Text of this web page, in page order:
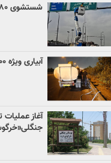
شستشوی ۸۰ تابلو راهنمای مسیر با استفاده از بالابر
آبیاری ویژه ۶۰۰ هکتار از بوستان جنگلی سرخه‌حصار
آغاز